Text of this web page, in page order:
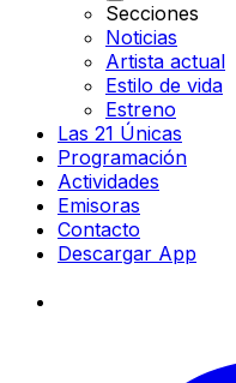
Secciones
Noticias
Artista actual
Estilo de vida
Estreno
Las 21 Únicas
Programación
Actividades
Emisoras
Contacto
Descargar App